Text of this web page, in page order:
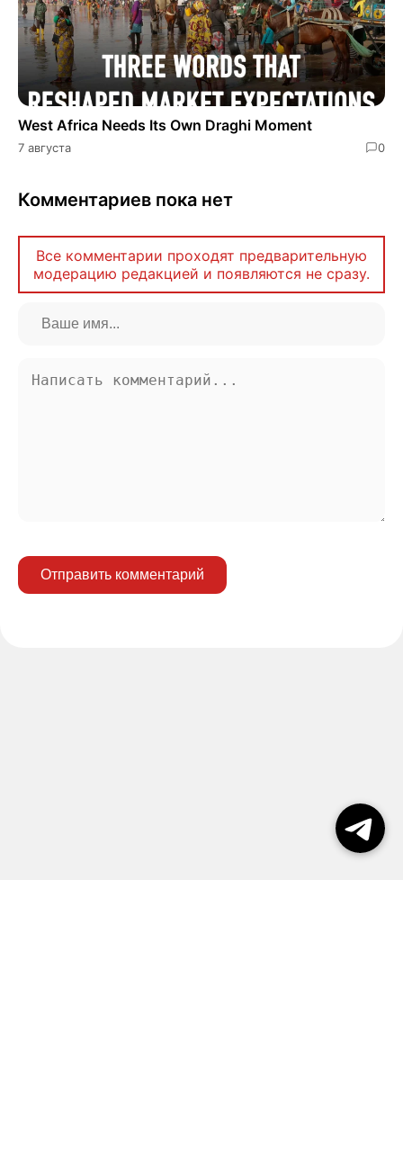
West Africa Needs Its Own Draghi Moment
7 августа 0
Комментариев пока нет
Все комментарии проходят предварительную
модерацию редакцией и появляются не сразу.
Отправить комментарий